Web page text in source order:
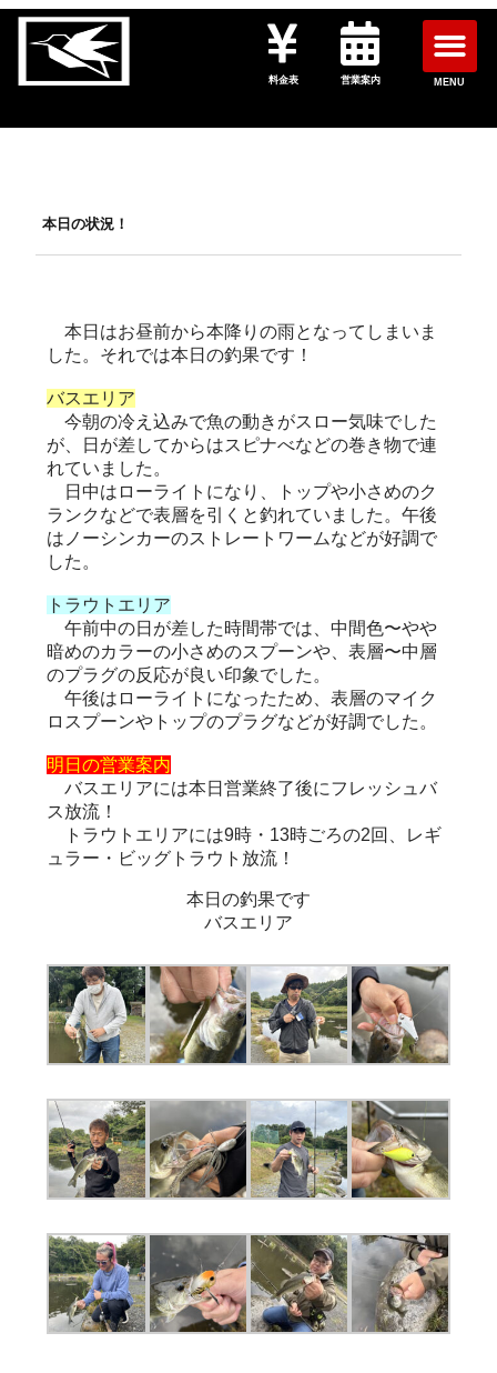
料金表 営業案内 MENU
本日の状況！
本日はお昼前から本降りの雨となってしまいま
した。それでは本日の釣果です！
バスエリア
今朝の冷え込みで魚の動きがスロー気味でした
が、日が差してからはスピナべなどの巻き物で連
れていました。
日中はローライトになり、トップや小さめのク
ランクなどで表層を引くと釣れていました。午後
はノーシンカーのストレートワームなどが好調で
した。
トラウトエリア
午前中の日が差した時間帯では、中間色〜やや
暗めのカラーの小さめのスプーンや、表層〜中層
のプラグの反応が良い印象でした。
午後はローライトになったため、表層のマイク
ロスプーンやトップのプラグなどが好調でした。
明日の営業案内
バスエリアには本日営業終了後にフレッシュバ
ス放流！
トラウトエリアには9時・13時ごろの2回、レギ
ュラー・ビッグトラウト放流！
本日の釣果です
バスエリア